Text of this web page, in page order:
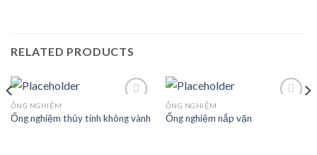
RELATED PRODUCTS
ỐNG NGHIỆM
Ống nghiệm thủy tinh không vành
ỐNG NGHIỆM
Ống nghiệm nắp vặn